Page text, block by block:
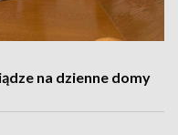
na dzienne domy